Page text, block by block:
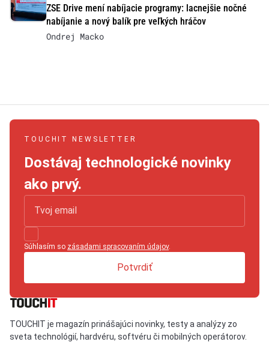
ZSE Drive mení nabíjacie programy: lacnejšie nočné
nabíjanie a nový balík pre veľkých hráčov
Ondrej Macko
TOUCHIT NEWSLETTER
Dostávaj technologické novinky
ako prvý.
Súhlasím so zásadami spracovaním údajov.
Potvrdiť
TOUCHIT je magazín prinášajúci novinky, testy a analýzy zo
sveta technológií, hardvéru, softvéru či mobilných operátorov.